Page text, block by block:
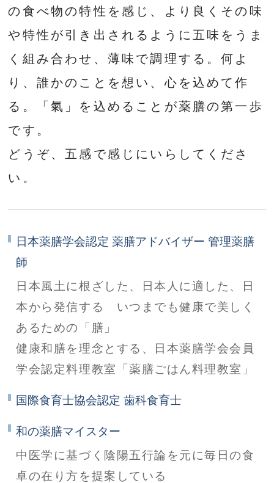
の食べ物の特性を感じ、より良くその味
や特性が引き出されるように五味をうま
く組み合わせ、薄味で調理する。何よ
り、誰かのことを想い、心を込めて作
る。「氣」を込めることが薬膳の第一歩
です。
どうぞ、五感で感じにいらしてくださ
い。
日本薬膳学会認定 薬膳アドバイザー 管理薬膳
師
日本風土に根ざした、日本人に適した、日
本から発信する いつまでも健康で美しく
あるための「膳」
健康和膳を理念とする、日本薬膳学会会員
学会認定料理教室「薬膳ごはん料理教室」
国際食育士協会認定 歯科食育士
和の薬膳マイスター
中医学に基づく陰陽五行論を元に毎日の食
卓の在り方を提案している